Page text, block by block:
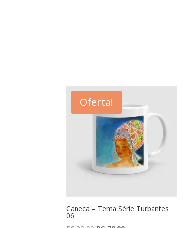
Oferta!
Caneca – Tema Série Turbantes
06